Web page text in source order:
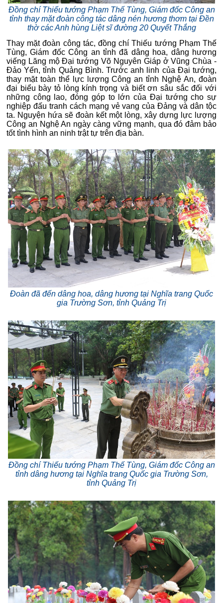
Đồng chí Thiếu tướng Phạm Thế Tùng, Giám đốc Công an
tỉnh thay mặt đoàn công tác dâng nén hương thơm tại Đền
thờ các Anh hùng Liệt sĩ đường 20 Quyết Thắng
Thay mặt đoàn công tác, đồng chí Thiếu tướng Phạm Thế
Tùng, Giám đốc Công an tỉnh đã dâng hoa, dâng hương
viếng Lăng mộ Đại tướng Võ Nguyên Giáp ở Vũng Chùa -
Đảo Yến, tỉnh Quảng Bình. Trước anh linh của Đại tướng,
thay mặt toàn thể lực lượng Công an tỉnh Nghệ An, đoàn
đại biểu bày tỏ lòng kính trọng và biết ơn sâu sắc đối với
những công lao, đóng góp to lớn của Đại tướng cho sự
nghiệp đấu tranh cách mạng vẻ vang của Đảng và dân tộc
ta. Nguyện hứa sẽ đoàn kết một lòng, xây dựng lực lượng
Công an Nghệ An ngày càng vững mạnh, qua đó đảm bảo
tốt tình hình an ninh trật tự trên địa bàn.
Đoàn đã đến dâng hoa, dâng hương tại Nghĩa trang Quốc
gia Trường Sơn, tỉnh Quảng Trị
Đồng chí Thiếu tướng Phạm Thế Tùng, Giám đốc Công an
tỉnh dâng hương tại Nghĩa trang Quốc gia Trường Sơn,
tỉnh Quảng Trị